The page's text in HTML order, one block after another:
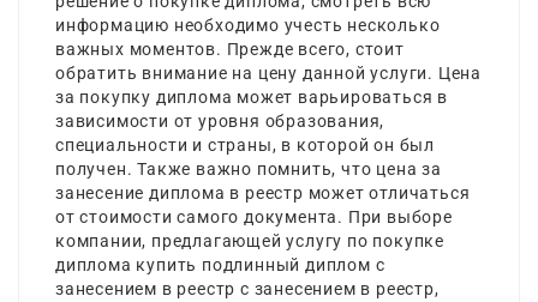
информацию необходимо учесть несколько
важных моментов. Прежде всего, стоит
обратить внимание на цену данной услуги. Цена
за покупку диплома может варьироваться в
зависимости от уровня образования,
специальности и страны, в которой он был
получен. Также важно помнить, что цена за
занесение диплома в реестр может отличаться
от стоимости самого документа. При выборе
компании, предлагающей услугу по покупке
диплома купить подлинный диплом с
занесением в реестр с занесением в реестр,